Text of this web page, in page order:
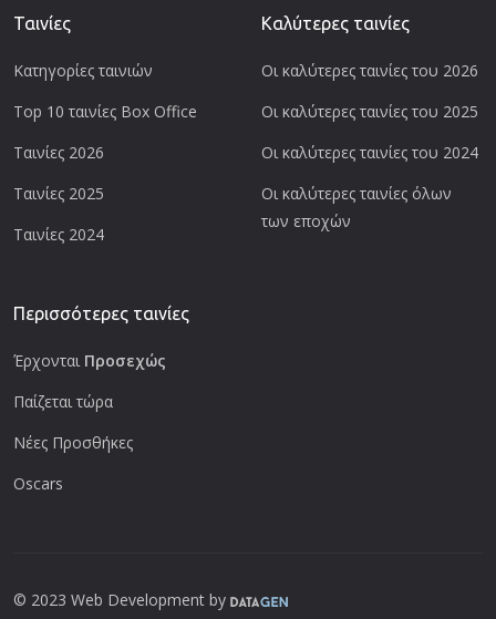
Ταινίες
Κατηγορίες ταινιών
Top 10 ταινίες Box Office
Ταινίες 2026
Ταινίες 2025
Ταινίες 2024
Καλύτερες ταινίες
Οι καλύτερες ταινίες του 2026
Οι καλύτερες ταινίες του 2025
Οι καλύτερες ταινίες του 2024
Οι καλύτερες ταινίες όλων
των εποχών
Περισσότερες ταινίες
Έρχονται Προσεχώς
Παίζεται τώρα
Νέες Προσθήκες
Oscars
© 2023 Web Development by